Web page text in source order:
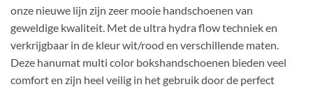
onze nieuwe lijn zijn zeer mooie handschoenen van
geweldige kwaliteit. Met de ultra hydra flow techniek en
verkrijgbaar in de kleur wit/rood en verschillende maten.
Deze hanumat multi color bokshandschoenen bieden veel
comfort en zijn heel veilig in het gebruik door de perfect